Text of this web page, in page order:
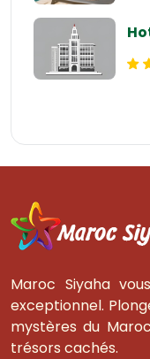
Maroc Siyaha
exceptionnel.
mystères du
trésors cachés.